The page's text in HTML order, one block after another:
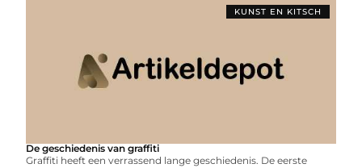
KUNST EN KITSCH
De geschiedenis van graffiti
Graffiti heeft een verrassend lange geschiedenis. De eerste